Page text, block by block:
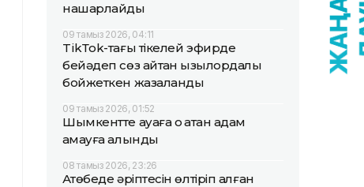
нашарлайды
09 тамыз 2026, 04:11
TikТok-тағы тікелей эфирде
бейәдеп сөз айтқан қызылордалық
бойжеткен жазаланды
09 тамыз 2026, 01:52
Шымкентте ауаға оқ атқан адам
қамауға алынды
08 тамыз 2026, 23:26
Ақтөбеде әріптесін өлтіріп алған